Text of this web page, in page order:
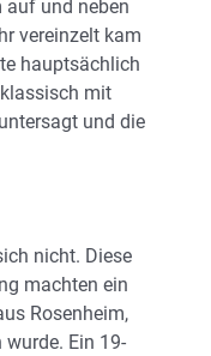
auf und neben
vereinzelt kam
hauptsächlich
mit
und die
nicht. Diese
machten ein
Rosenheim,
Ein 19-